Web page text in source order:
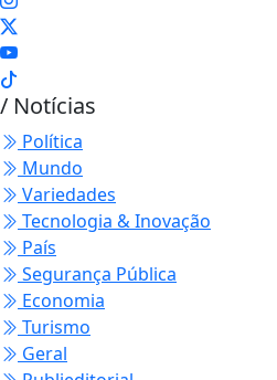
/ Notícias
Política
Mundo
Variedades
Tecnologia & Inovação
País
Segurança Pública
Economia
Turismo
Geral